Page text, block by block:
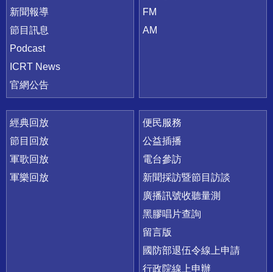
新聞報導
節目訊息
Podcast
ICRT News
官網公告
FM
AM
經典回放
節目回放
軍歌回放
軍樂回放
便民服務
公益插播
電台參訪
新聞採訪暨節目訪談
廣播訊號收聽量測
黑膠唱片查詢
留言版
國防部退伍令線上申請
行政院線上申辦